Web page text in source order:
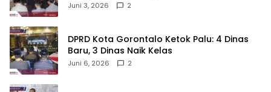
Juni 3, 2026 2
‎DPRD Kota Gorontalo Ketok Palu: 4 Dinas
Baru, 3 Dinas Naik Kelas
Juni 6, 2026 2